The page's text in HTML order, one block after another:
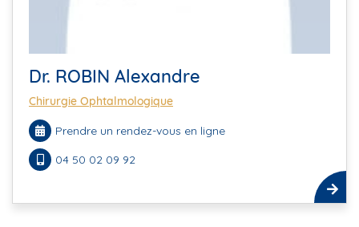
Dr. ROBIN Alexandre
Chirurgie Ophtalmologique
Prendre un rendez-vous en ligne
04 50 02 09 92